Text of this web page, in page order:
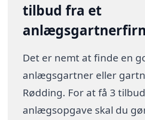
tilbud fra et
Det er nemt at finde en
anlægsgartner eller
Rødding. For at få 3
anlægsopgave skal du